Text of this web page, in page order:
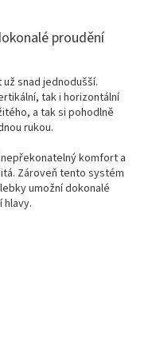
proudění
snad jednodušší.
tak i horizontální
a tak si pohodlně
rukou.
komfort a
Zároveň tento systém
umožní dokonalé
hlavy.